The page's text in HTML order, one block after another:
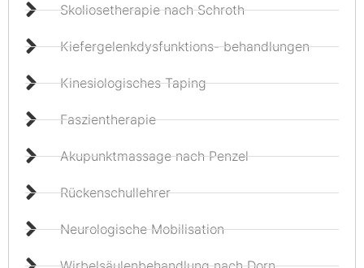
Skoliosetherapie nach Schroth
Kiefergelenkdysfunktions- behandlungen
Kinesiologisches Taping
Faszientherapie
Akupunktmassage nach Penzel
Rückenschullehrer
Neurologische Mobilisation